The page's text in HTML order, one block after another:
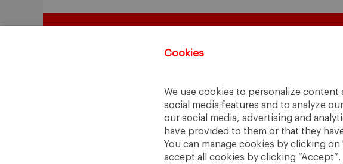
Cookies
We use cookies to personalize
social media features and to analyze
our social media, advertising and
have provided to them or that they
You can manage cookies by clicking
accept all cookies by clicking “Accept”.